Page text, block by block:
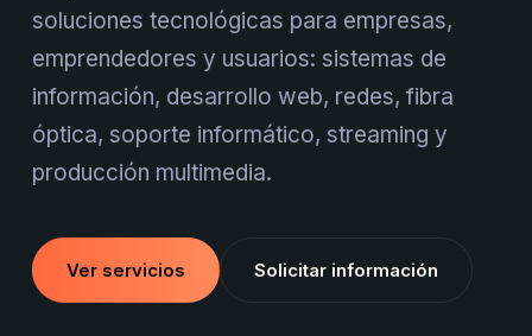
soluciones tecnológicas para empresas,
emprendedores y usuarios: sistemas de
información, desarrollo web, redes, fibra
óptica, soporte informático, streaming y
producción multimedia.
Ver servicios Solicitar información